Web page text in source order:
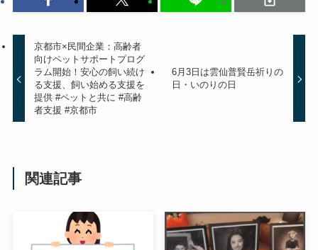
京都市×民間企業：高齢者
向けペットサポートプログ
ラム開始！安心の飼い続け
る支援、飼い始める支援を
提供 #ペットと共に #高齢
者支援 #京都市
6月3日は雲仙普賢岳祈りの
日・いのりの日
関連記事